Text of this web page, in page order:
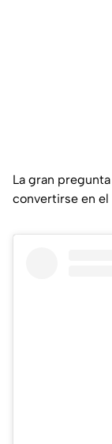
La gran
convertirse en